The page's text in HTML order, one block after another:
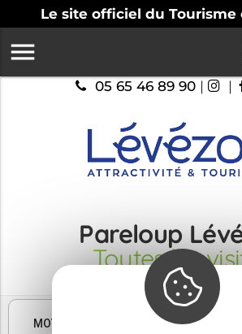
Le site officiel du Tourisme

05 65 46 89 90 | |
Pareloup
Toutes les
MOTS CLÉS